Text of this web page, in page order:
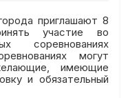
приглашают 8
участие во
соревнованиях
могут
имеющие
и обязательный